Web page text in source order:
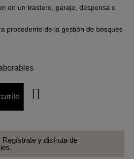
en un trastero, garaje, despensa o
procedente de la gestión de bosques
Regístrate y disfruta de